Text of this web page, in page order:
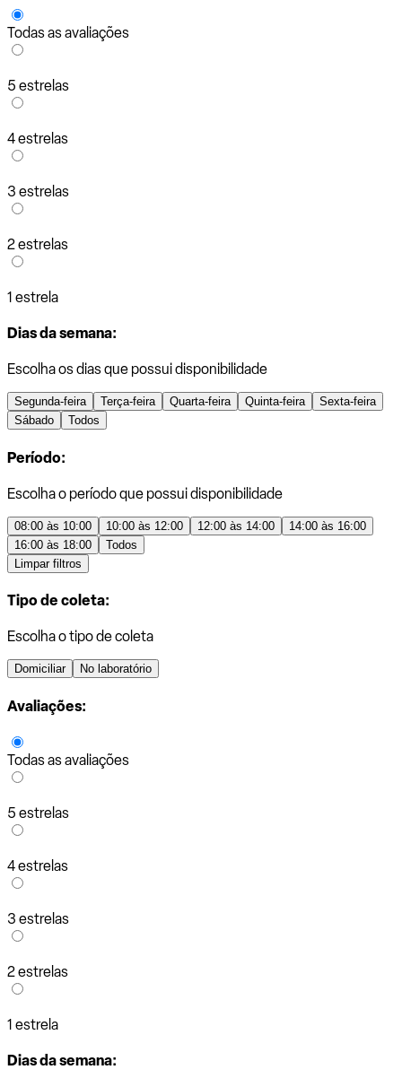
Todas as avaliações
5 estrelas
4 estrelas
3 estrelas
2 estrelas
1 estrela
Dias da semana:
Escolha os dias que possui disponibilidade
Segunda-feira Terça-feira Quarta-feira Quinta-feira
Sexta-feira
Sábado
Todos
Período:
Escolha o período que possui disponibilidade
08:00 às 10:00 10:00 às 12:00 12:00 às 14:00
14:00 às 16:00
16:00 às 18:00
Todos
Limpar filtros
Tipo de coleta:
Escolha o tipo de coleta
Domiciliar No laboratório
Avaliações:
Todas as avaliações
5 estrelas
4 estrelas
3 estrelas
2 estrelas
1 estrela
Dias da semana: